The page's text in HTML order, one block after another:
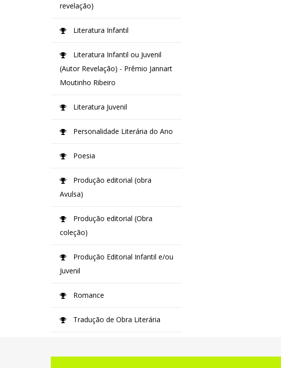
revelação)
Literatura Infantil
Literatura Infantil ou Juvenil
(Autor Revelação) - Prêmio Jannart
Moutinho Ribeiro
Literatura Juvenil
Personalidade Literária do Ano
Poesia
Produção editorial (obra
Avulsa)
Produção editorial (Obra
coleção)
Produção Editorial Infantil e/ou
Juvenil
Romance
Tradução de Obra Literária